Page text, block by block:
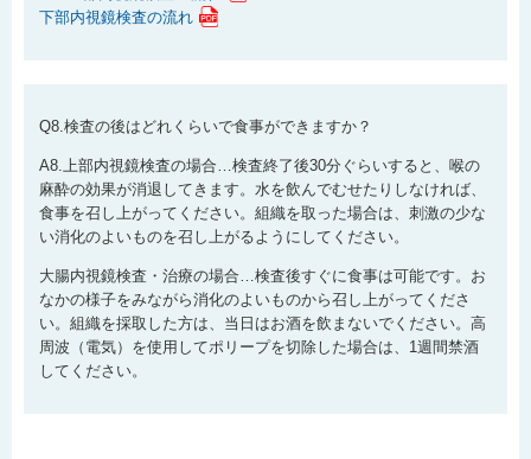
下部内視鏡検査の流れ
Q8.検査の後はどれくらいで食事ができますか？
A8.上部内視鏡検査の場合…検査終了後30分ぐらいすると、喉の
麻酔の効果が消退してきます。水を飲んでむせたりしなければ、
食事を召し上がってください。組織を取った場合は、刺激の少な
い消化のよいものを召し上がるようにしてください。
大腸内視鏡検査・治療の場合…検査後すぐに食事は可能です。お
なかの様子をみながら消化のよいものから召し上がってくださ
い。組織を採取した方は、当日はお酒を飲まないでください。高
周波（電気）を使用してポリープを切除した場合は、1週間禁酒
してください。